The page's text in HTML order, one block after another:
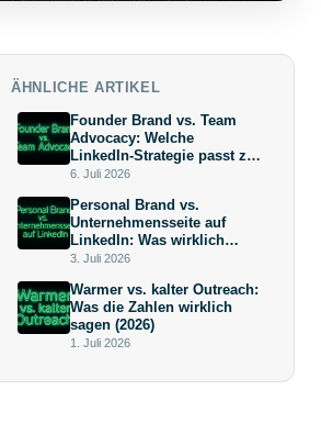
ÄHNLICHE ARTIKEL
Founder Brand vs. Team
Advocacy: Welche
LinkedIn-Strategie passt zu
deiner Wachstumsphase?
6. Juli 2026
Personal Brand vs.
Unternehmensseite auf
LinkedIn: Was wirklich
mehr bringt (und warum die
Überraschung ist)
3. Juli 2026
Warmer vs. kalter Outreach:
Was die Zahlen wirklich
sagen (2026)
1. Juli 2026